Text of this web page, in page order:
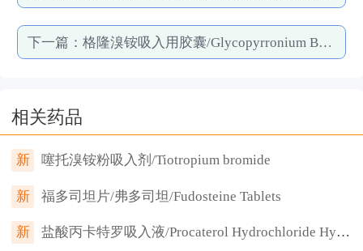
下一篇： 格隆溴铵吸入用胶囊/Glycopyrronium Bromide Powder for Inhalation, Hard Capsules
相关药品
新 噻托溴铵粉吸入剂/Tiotropium bromide
新 福多司坦片/弗多司坦/Fudosteine Tablets
新 盐酸丙卡特罗吸入液/Procaterol Hydrochloride Hydrate